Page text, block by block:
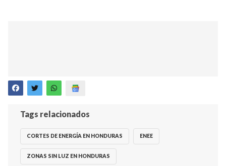
Tags relacionados
CORTES DE ENERGÍA EN HONDURAS ENEE
ZONAS SIN LUZ EN HONDURAS